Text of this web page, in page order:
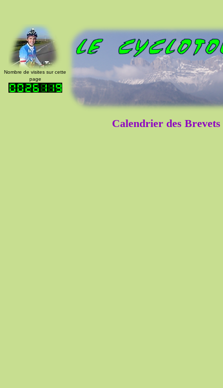
Nombre de visites sur cette
page
Calendrier des